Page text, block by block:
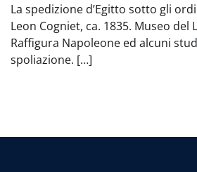
La spedizione d’Egitto sotto gli
Leon Cogniet, ca. 1835. Museo del
Raffigura Napoleone ed alcuni
spoliazione. […]